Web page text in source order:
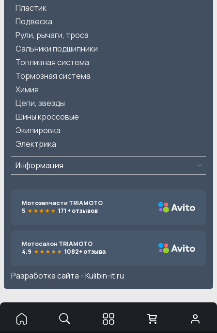
Пластик
Подвеска
Рули, рычаги, троса
Сальники подшипники
Топливная система
Тормозная система
Химия
Цепи, звезды
Шины кроссовые
Экипировка
Электрика
Информация
Мотозапчасти TRIAMOTO
5
171 + отзывов
Мотосалон TRIAMOTO
4.9
1082+ отзыва
Разработка сайта -Kulibin-it.ru